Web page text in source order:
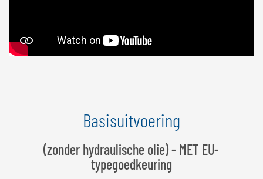
Basisuitvoering
(zonder hydraulische olie) - MET EU-
typegoedkeuring